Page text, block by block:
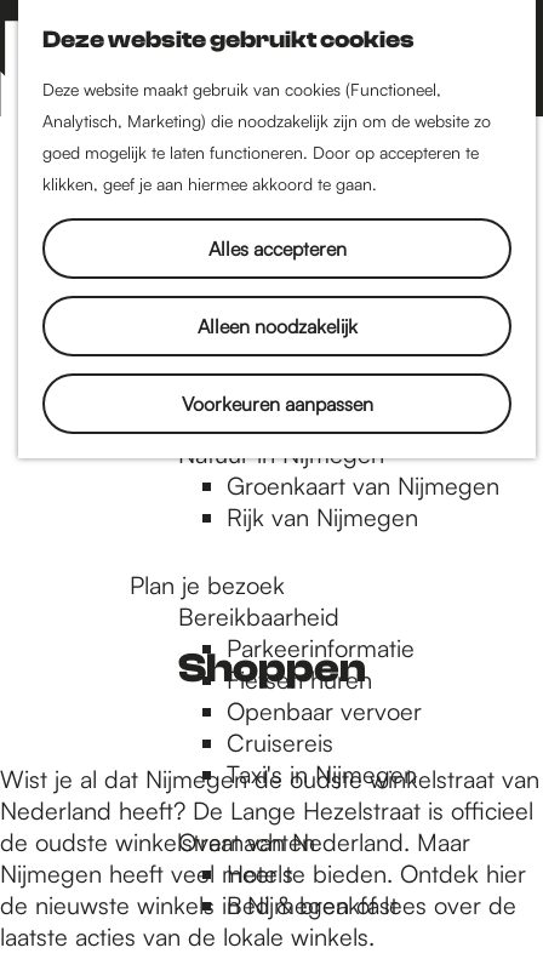
Deze website gebruikt cookies
Deze website maakt gebruik van cookies (Functioneel,
Analytisch, Marketing) die noodzakelijk zijn om de website zo
goed mogelijk te laten functioneren. Door op accepteren te
klikken, geef je aan hiermee akkoord te gaan.
Alles accepteren
Alleen noodzakelijk
Voorkeuren aanpassen
Z
o
e
k
e
K
a
a
r
t
M
e
n
Nijmegen-Nieuw-West
Dukenburg
Lindenholt
Historie
De oudste stad van
Nederland
Historische tijdlijn
Romeinse Limes
Vrede van Nijmegen
Penning
Natuur in Nijmegen
Groenkaart van Nijmegen
Rijk van Nijmegen
Plan je bezoek
Bereikbaarheid
Parkeerinformatie
Fietsen huren
Openbaar vervoer
Cruisereis
Taxi's in Nijmegen
Overnachten
Hotels
Bed & breakfast
Shoppen
Wist je al dat Nijmegen de oudste winkelstraat van
Nederland heeft? De Lange Hezelstraat is officieel
de oudste winkelstraat van Nederland. Maar
Nijmegen heeft veel meer te bieden. Ontdek hier
de nieuwste winkels in Nijmegen of lees over de
laatste acties van de lokale winkels.